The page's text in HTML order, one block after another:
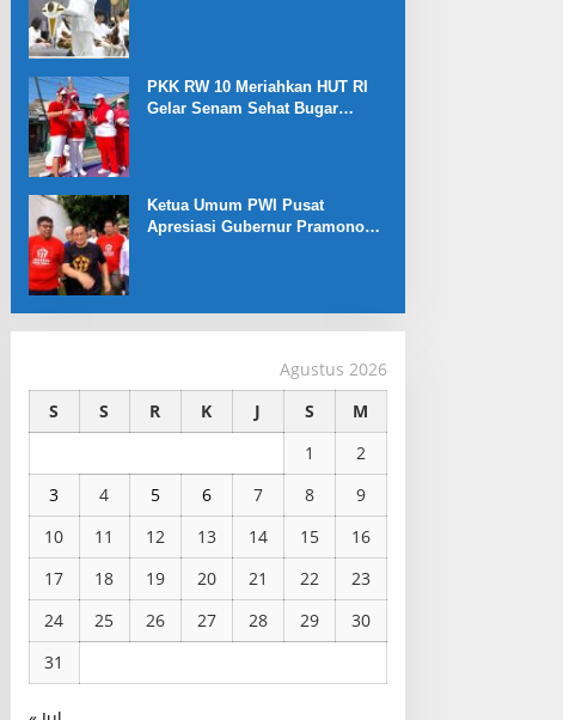
PKK RW 10 Meriahkan HUT RI
Gelar Senam Sehat Bugar
Ketua Umum PWI Pusat
Apresiasi Gubernur Pramono
Agustus 2026
S
S R K J S
M
1
2
3
4 5 6 7 8
9
10
11 12 13 14 15
16
17
18 19 20 21 22
23
24
25 26 27 28 29
30
31